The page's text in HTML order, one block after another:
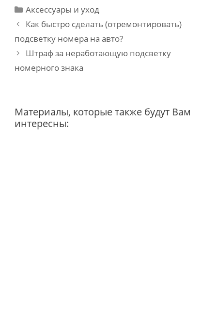
Categories
Аксессуары и уход
Post
navigation
Как быстро сделать (отремонтировать)
подсветку номера на авто?
Штраф за неработающую подсветку
номерного знака
Материалы, которые также будут Вам
интересны: